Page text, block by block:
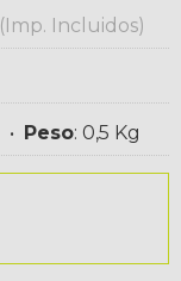
(Imp. Incluidos)
• Peso: 0,5 Kg